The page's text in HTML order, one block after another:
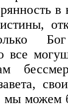
все
мы можем